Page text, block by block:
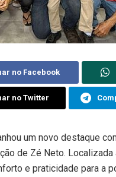
no Facebook
no Twitter
um novo destaque
de Zé Neto.
e praticidade para a